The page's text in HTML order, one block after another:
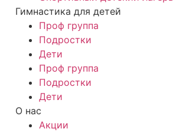
Гимнастика для детей
Проф группа
Подростки
Дети
Проф группа
Подростки
Дети
О нас
Акции